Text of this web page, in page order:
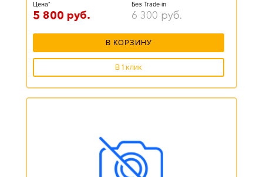
Цена*
5 800 руб.
Без Trade-in
6 300 руб.
В КОРЗИНУ
В 1 клик